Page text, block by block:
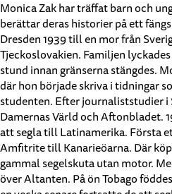
Monica Zak har träffat barn och
berättar deras historier på ett
Dresden 1939 till en mor från
Tjeckoslovakien. Familjen
stund innan gränserna stängdes.
där hon började skriva i tidningar
studenten. Efter journaliststudier i
Damernas Värld och Aftonbladet.
att segla till Latinamerika. Första
Amfitrite till Kanarieöarna. Där
gammal segelskuta utan motor.
över Altanten. På ön Tobago